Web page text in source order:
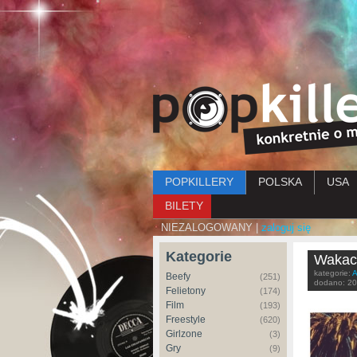
Menu główne
POPKILLERY POLSKA USA
BILETY
NIEZALOGOWANY | zaloguj się
Kategorie
Beefy (251)
Felietony (174)
Film (193)
Freestyle (620)
Girlzone (3)
Gry (9)
kategorie:
dodano: